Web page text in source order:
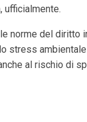
ufficialmente.
norme del diritto
stress
al rischio di